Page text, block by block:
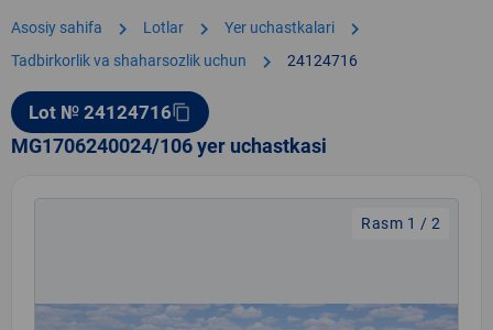
Asosiy sahifa chevron_right Lotlar chevron_right Yer uchastkalari chevron_right
Tadbirkorlik va shaharsozlik uchun chevron_right 24124716
Lot № 24124716content_copy
MG1706240024/106 yer uchastkasi
Rasm 1 / 2